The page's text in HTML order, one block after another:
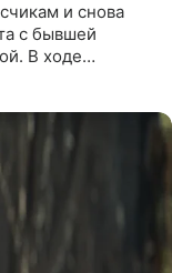
и снова
с бывшей
В ходе